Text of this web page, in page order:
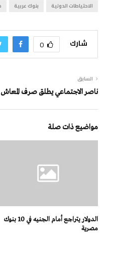
الاحتياطات الدولية بنوك عربية
شارك 0
السابق
ناصر الاجتماعي يطلق صرف المعاش
مواضيع ذات صلة
الدولار يتراجع أمام الجنيه في 10 بنوك
مصرية